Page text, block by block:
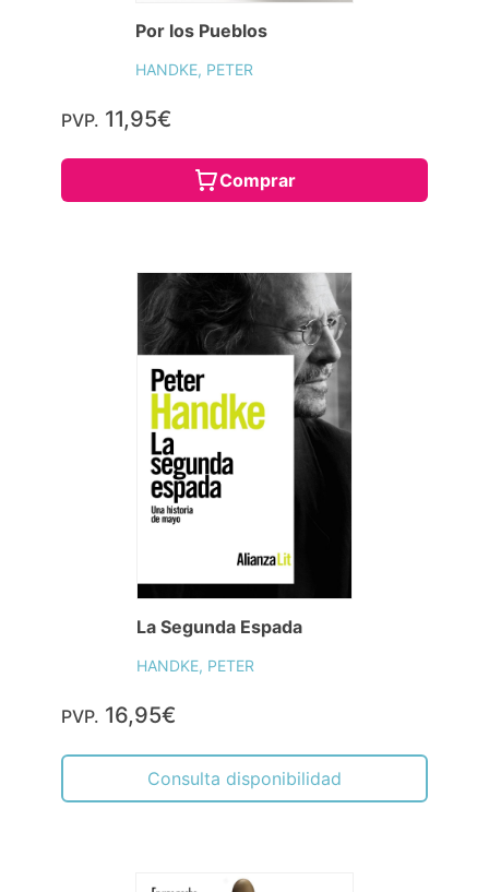
Por los Pueblos
HANDKE, PETER
PVP. 11,95€
Comprar
La Segunda Espada
HANDKE, PETER
PVP. 16,95€
Consulta disponibilidad